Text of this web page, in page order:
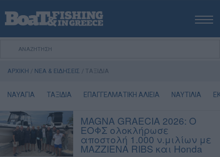
ΑΡΧΙΚΗ
ΕΚΔΟΣΕΙΣ
ΨΑΡΕΜΑ ΑΠΟ ΑΚΤΗ
ΨΑΡΟΤΟΥΦΕΚΟ
ΣΚΑΦΟΣ
VIDEO
ΑΡΧΙΚΗ / ΝΕΑ & ΕΙΔΗΣΕΙΣ / ΤΑΞΙΔΙΑ
ΝΑΥΑΓΙΑ ΤΑΞΙΔΙΑ ΕΠΑΓΓΕΛΜΑΤΙΚΗ ΑΛΙΕΙΑ ΝΑΥΤΙΛΙΑ
MAGNA GRAECIA 2026: Ο
ΕΟΦΣ ολοκλήρωσε
αποστολή 1.000 ν.μιλίων με
MAZZIENA RIBS και Honda